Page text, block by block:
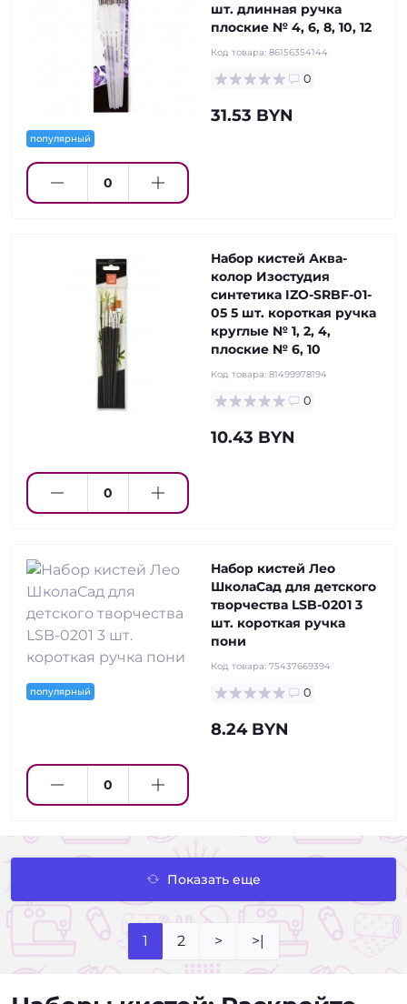
популярный
шт. длинная ручка
плоские № 4, 6, 8, 10, 12
Код товара: 86156354144
0
31.53 BYN
Набор кистей Аква-
колор Изостудия
синтетика IZO-SRBF-01-
05 5 шт. короткая ручка
круглые № 1, 2, 4,
плоские № 6, 10
Код товара: 81499978194
0
10.43 BYN
популярный
Набор кистей Лео
ШколаСад для детского
творчества LSB-0201 3
шт. короткая ручка
пони
Код товара: 75437669394
0
8.24 BYN
Показать еще
1 2 > >|